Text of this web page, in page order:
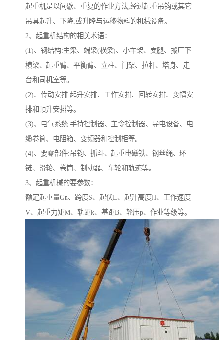
起重机是以间歇、重复的作业方法,经过起重吊钩或其它
吊具起升、下降,或升降与运移物料的机械设备。
2、起重机结构的相关术语：
(1)、钢结构:主梁、端梁(横梁)、小车架、支腿、搬厂下
横梁、起重臂、平衡臂、立柱、门架、拉杆、塔身、走
台和司机室等。
(2)、传动安排:起升安排、工作安排、回转安排、变幅安
排和顶升安排等。
(3)、电气系统:手持控制器、主令控制器、导电设备、电
缆卷筒、电阻箱、变频器和控制柜等。
(4)、要零部件:吊钧、抓斗、起重电磁铁、钢丝绳、环
链、滑轮、卷筒、制动器、车轮和轨迹等。
3、起重机械的要参数：
额定起重量Gn、跨度S、起伏L、起升高度H、工作速度
V、起重力矩M、轨距k、基距B、轮压p、作业等级等。